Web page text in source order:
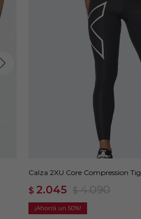
Calza 2XU Core Compression
$ 2.045 $ 4.090
50